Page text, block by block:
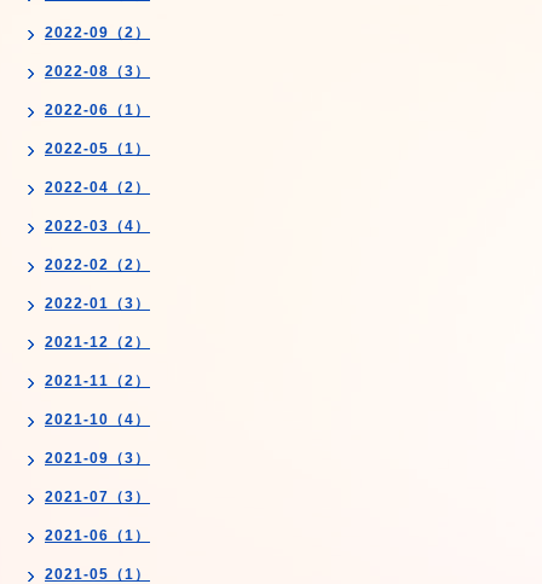
2022-09（2）
2022-08（3）
2022-06（1）
2022-05（1）
2022-04（2）
2022-03（4）
2022-02（2）
2022-01（3）
2021-12（2）
2021-11（2）
2021-10（4）
2021-09（3）
2021-07（3）
2021-06（1）
2021-05（1）